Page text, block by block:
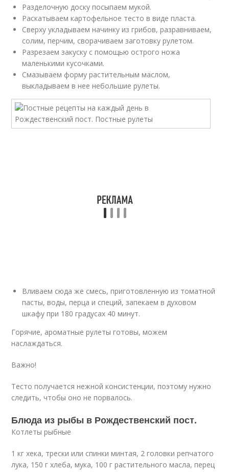
Разделочную доску посыпаем мукой.
Раскатываем картофельное тесто в виде пласта.
Сверху укладываем начинку из грибов, разравниваем,
солим, перчим, сворачиваем заготовку рулетом.
Разрезаем закуску с помощью острого ножа
маленькими кусочками.
Смазываем форму растительным маслом,
выкладываем в нее небольшие рулеты.
Вливаем сюда же смесь, приготовленную из томатной
пасты, воды, перца и специй, запекаем в духовом
шкафу при 180 градусах 40 минут.
Горячие, ароматные рулеты готовы, можем
наслаждаться.
Важно!
Тесто получается нежной консистенции, поэтому нужно
следить, чтобы оно не порвалось.
Блюда из рыбы в Рождественский пост.
Котлеты рыбные
1 кг хека, трески или спинки минтая, 2 головки репчатого
лука, 150 г хлеба, мука, 100 г растительного масла, перец